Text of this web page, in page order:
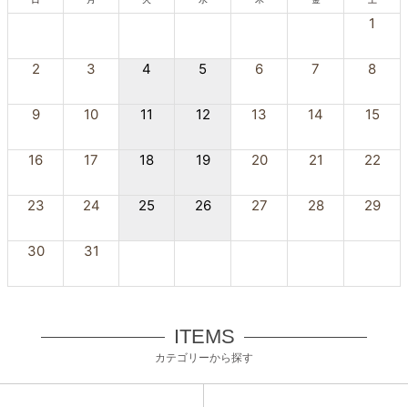
1
2 3 4 5 6 7 8
9 10 11 12 13 14 15
16 17 18 19 20 21 22
23 24 25 26 27 28 29
30 31
ITEMS
カテゴリーから探す